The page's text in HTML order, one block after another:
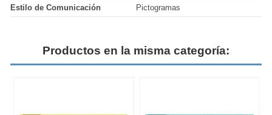
Estilo de Comunicación
Pictogramas
Productos en la misma categoría: